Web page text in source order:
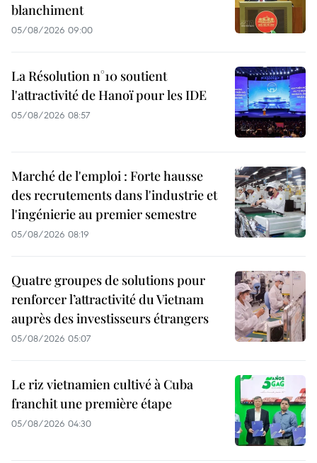
blanchiment
05/08/2026 09:00
La Résolution n°10 soutient
l'attractivité de Hanoï pour les IDE
05/08/2026 08:57
Marché de l'emploi : Forte hausse
des recrutements dans l'industrie et
l'ingénierie au premier semestre
05/08/2026 08:19
Quatre groupes de solutions pour
renforcer l’attractivité du Vietnam
auprès des investisseurs étrangers
05/08/2026 05:07
Le riz vietnamien cultivé à Cuba
franchit une première étape
05/08/2026 04:30